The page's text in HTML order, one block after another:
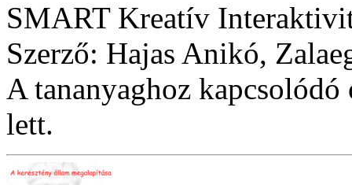
SMART Kreatív
Szerző: Hajas Anikó,
A tananyaghoz
lett.